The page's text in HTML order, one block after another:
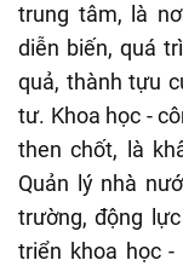
trung tâm, là
diễn biến, quá
quả, thành tựu
tư. Khoa học -
then chốt, là
Quản lý nhà
trường, động
triển khoa học -